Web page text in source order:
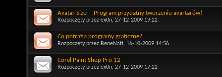
Avatar Sizer - Program przydatny tworzeniu avartarów!
Rozpoczęty przez ex0n, 27-12-2009 19:22
Co potrafią programy graficzne?
Rozpoczęty przez BeneNati, 16-10-2009 14:56
Corel Paint Shop Pro 12
Rozpoczęty przez ex0n, 27-12-2009 17:22